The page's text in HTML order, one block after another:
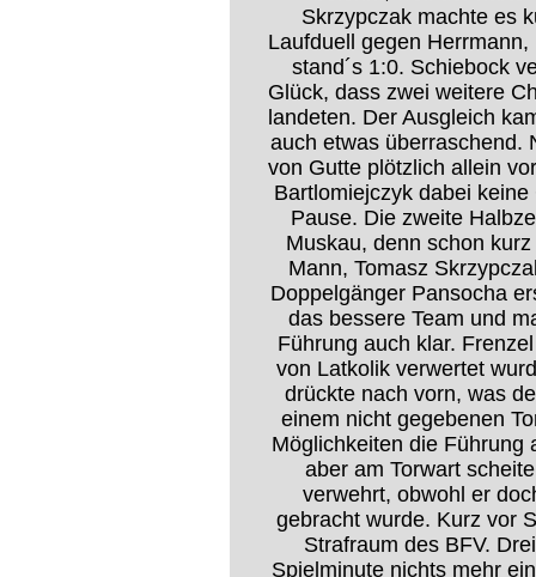
Skrzypczak machte es
Laufduell gegen
stand´s 1:0. Schiebock
Glück, dass zwei weitere
landeten. Der Ausgleich
auch etwas überraschend.
von Gutte plötzlich allein
Bartlomiejczyk dabei
Pause. Die zweite
Muskau, denn schon
Mann, Tomasz
Doppelgänger Pansocha
das bessere Team und
Führung auch klar.
von Latkolik verwertet
drückte nach vorn, was
einem nicht gegebenen
Möglichkeiten die Führung
aber am Torwart
verwehrt, obwohl er
gebracht wurde. Kurz vor
Strafraum des BFV.
Spielminute nichts mehr